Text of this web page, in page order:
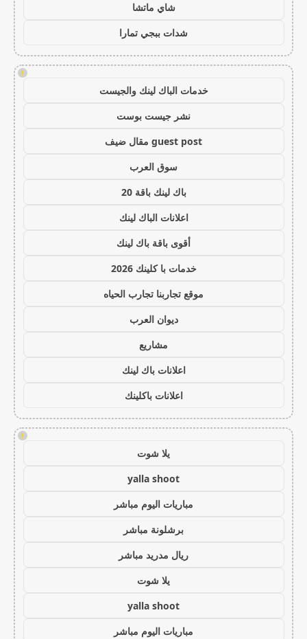
شاي ماتشا
شدات ببجي تمارا
!
خدمات الباك لينك والجيست
نشر جيست بوست
guest post مقال ضيف
سوق العرب
باك لينك باقة 20
اعلانات الباك لينك
أقوى باقة باك لينك
خدمات با كلينك 2026
موقع تجاربنا تجارب الحياه
ديوان العرب
مشاريع
اعلانات باك لينك
اعلانات باكلينك
!
يلا شوت
yalla shoot
مباريات اليوم مباشر
برشلونة مباشر
ريال مدريد مباشر
يلا شوت
yalla shoot
مباريات اليوم مباشر